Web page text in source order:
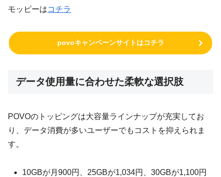
モッピーはコチラ
povoキャンペーンサイトはコチラ
データ使用量に合わせた柔軟な選択肢
POVOのトッピングは大容量ラインナップが充実してお
り、データ消費が多いユーザーでもコストを抑えられま
す。
10GBが月900円、25GBが1,034円、30GBが1,100円